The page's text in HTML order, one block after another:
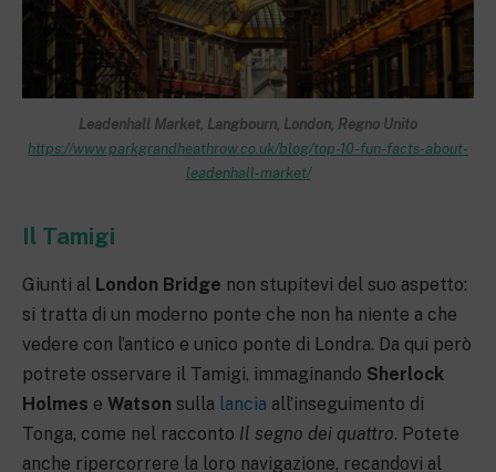
Leadenhall Market, Langbourn, London, Regno Unito
https://www.parkgrandheathrow.co.uk/blog/top-10-fun-facts-about-
leadenhall-market/
Il Tamigi
Giunti al London Bridge non stupitevi del suo aspetto:
si tratta di un moderno ponte che non ha niente a che
vedere con l’antico e unico ponte di Londra. Da qui però
potrete osservare il Tamigi, immaginando Sherlock
Holmes e Watson sulla lancia all’inseguimento di
Tonga, come nel racconto Il segno dei quattro. Potete
anche ripercorrere la loro navigazione, recandovi al